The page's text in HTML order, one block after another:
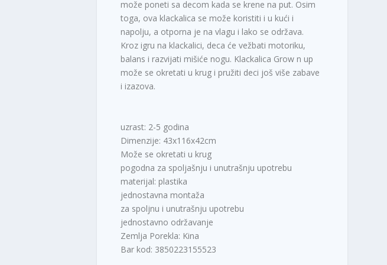
može poneti sa decom kada se krene na put. Osim
toga, ova klackalica se može koristiti i u kući i
napolju, a otporna je na vlagu i lako se održava.
Kroz igru na klackalici, deca će vežbati motoriku,
balans i razvijati mišiće nogu. Klackalica Grow n up
može se okretati u krug i pružiti deci još više zabave
i izazova.
uzrast: 2-5 godina
Dimenzije: 43x116x42cm
Može se okretati u krug
pogodna za spoljašnju i unutrašnju upotrebu
materijal: plastika
jednostavna montaža
za spoljnu i unutrašnju upotrebu
jednostavno održavanje
Zemlja Porekla: Kina
Bar kod: 3850223155523